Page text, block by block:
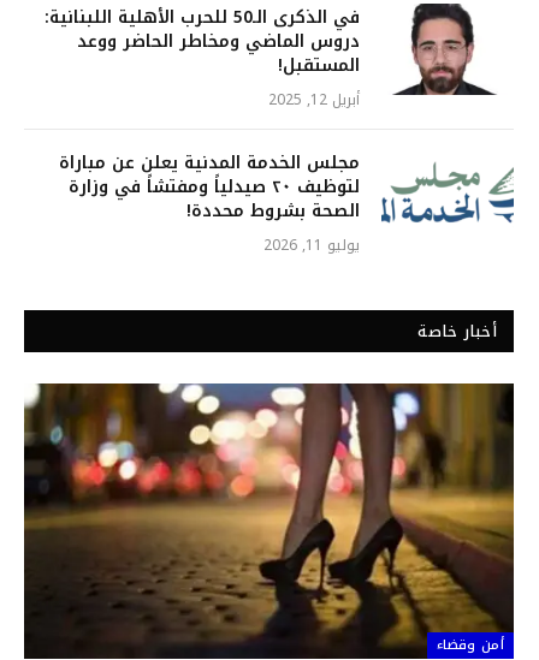
في الذكرى الـ50 للحرب الأهلية اللبنانية:
دروس الماضي ومخاطر الحاضر ووعد
المستقبل!
أبريل 12, 2025
مجلس الخدمة المدنية يعلن عن مباراة
لتوظيف ٢٠ صيدلياً ومفتشاً في وزارة
الصحة بشروط محددة!
يوليو 11, 2026
أخبار خاصة
أمن وقضاء